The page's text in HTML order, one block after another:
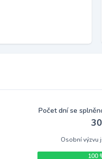
Počet dní se
30
Osobní výzvu
100